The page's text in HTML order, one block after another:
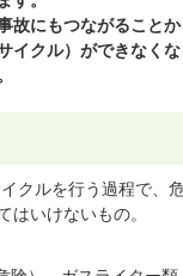
故にもつながること
クル）ができなくな
クルを行う過程で、
はいけないもの。